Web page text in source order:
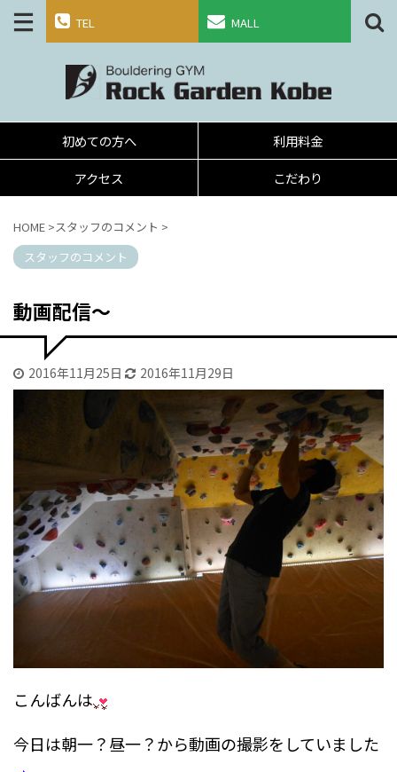
TEL MALL
初めての方へ
利用料金
アクセス
こだわり
HOME >スタッフのコメント >
スタッフのコメント
動画配信～
2016年11月25日 2016年11月29日
こんばんは
今日は朝一？昼一？から動画の撮影をしていました